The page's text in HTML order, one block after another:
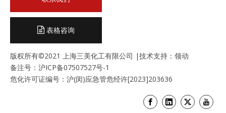
表格咨询
版权所有©2021 上海三美化工有限公司 |技术支持： 领动
备注号： 沪ICP备07507527号-1
危化许可证编号：沪(闵)应急管危经许[2023]203636